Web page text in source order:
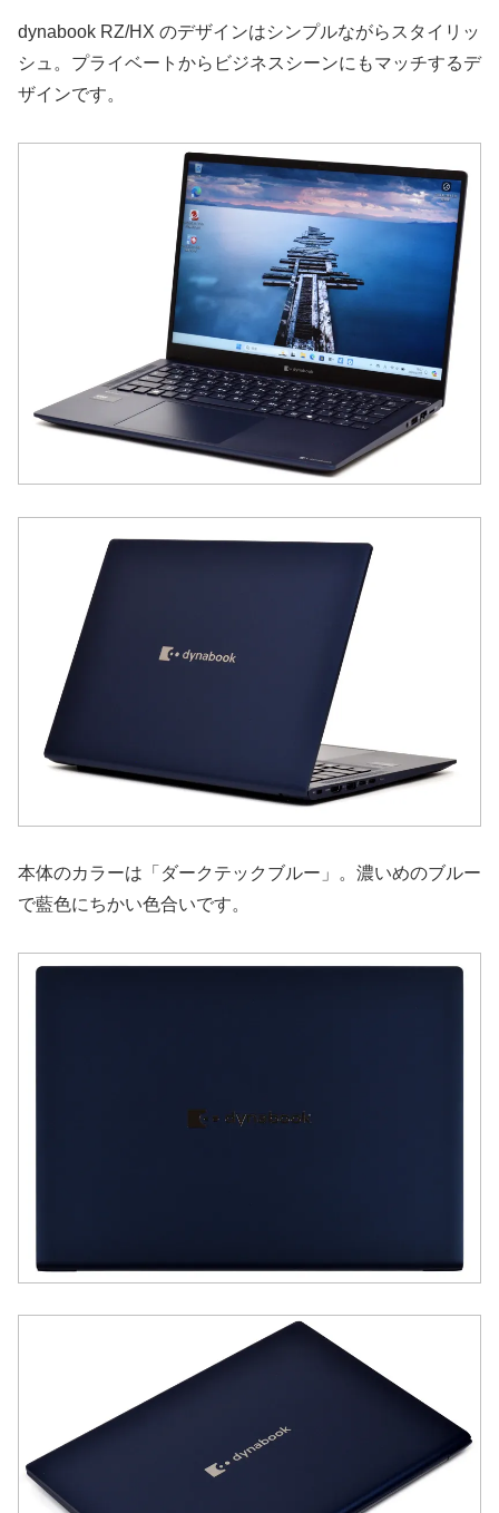
dynabook RZ/HX のデザインはシンプルながらスタイリッ
シュ。プライベートからビジネスシーンにもマッチするデ
ザインです。
本体のカラーは「ダークテックブルー」。濃いめのブルー
で藍色にちかい色合いです。